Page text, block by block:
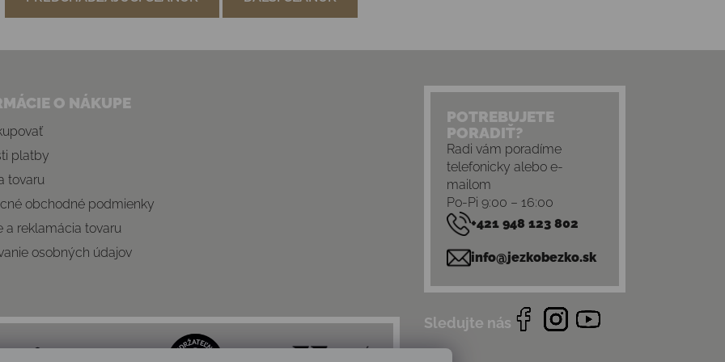
O NÁKUPE
platby
tovaru
obchodné podmienky
a reklamácia tovaru
osobných údajov
POTREBUJETE
PORADIŤ?
Radi vám poradíme
telefonicky alebo e-
mailom
Po-Pi 9:00 – 16:00
+421 948 123 802
info@jezkobezko.sk
Sledujte nás